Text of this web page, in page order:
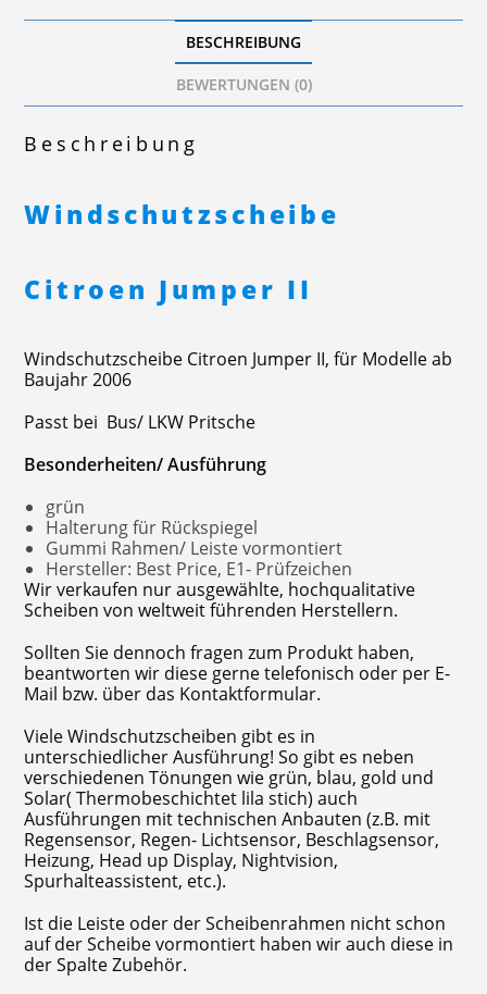
BESCHREIBUNG
BEWERTUNGEN (0)
Beschreibung
Windschutzscheibe
Citroen Jumper II
Windschutzscheibe Citroen Jumper II, für Modelle ab
Baujahr 2006
Passt bei Bus/ LKW Pritsche
Besonderheiten/ Ausführung
grün
Halterung für Rückspiegel
Gummi Rahmen/ Leiste vormontiert
Hersteller: Best Price, E1- Prüfzeichen
Wir verkaufen nur ausgewählte, hochqualitative
Scheiben von weltweit führenden Herstellern.
Sollten Sie dennoch fragen zum Produkt haben,
beantworten wir diese gerne telefonisch oder per E-
Mail bzw. über das Kontaktformular.
Viele Windschutzscheiben gibt es in
unterschiedlicher Ausführung! So gibt es neben
verschiedenen Tönungen wie grün, blau, gold und
Solar( Thermobeschichtet lila stich) auch
Ausführungen mit technischen Anbauten (z.B. mit
Regensensor, Regen- Lichtsensor, Beschlagsensor,
Heizung, Head up Display, Nightvision,
Spurhalteassistent, etc.).
Ist die Leiste oder der Scheibenrahmen nicht schon
auf der Scheibe vormontiert haben wir auch diese in
der Spalte Zubehör.